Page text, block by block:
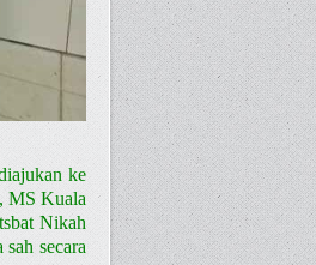
ke
MS Kuala
Nikah
secara